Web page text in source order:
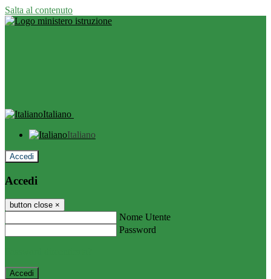
Salta al contenuto
Italiano
Italiano
Accedi
Accedi
button close ×
Nome Utente
Password